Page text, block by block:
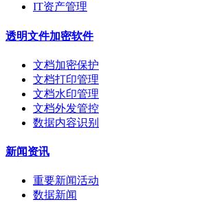
IT资产管理
透明文件加密软件
文档加密保护
文档打印管理
文档水印管理
文档外发管控
数据内容识别
新闻资讯
重要新闻活动
数据新闻